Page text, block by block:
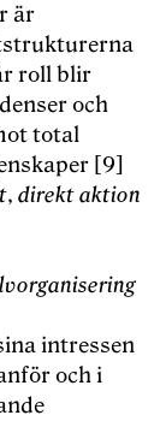
är
roll blir
och
total
[9]
, direkt aktion
intressen
och i